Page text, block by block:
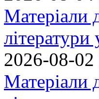
Матеріали
2026-08-02
Матеріали